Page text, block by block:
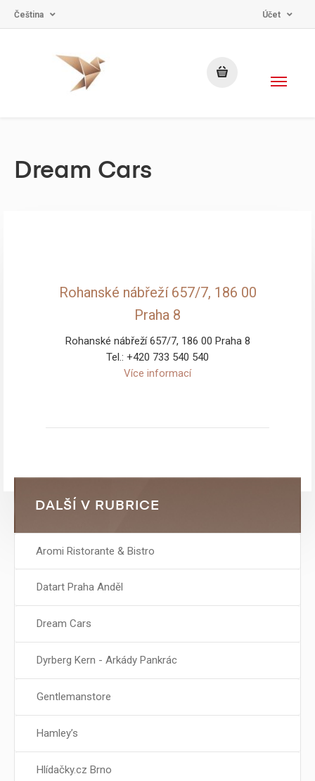
Čeština Účet
Dream Cars
Rohanské nábřeží 657/7, 186 00
Praha 8
Rohanské nábřeží 657/7, 186 00 Praha 8
Tel.: +420 733 540 540
Více informací
DALŠÍ V RUBRICE
Aromi Ristorante & Bistro
Datart Praha Anděl
Dream Cars
Dyrberg Kern - Arkády Pankrác
Gentlemanstore
Hamley’s
Hlídačky.cz Brno